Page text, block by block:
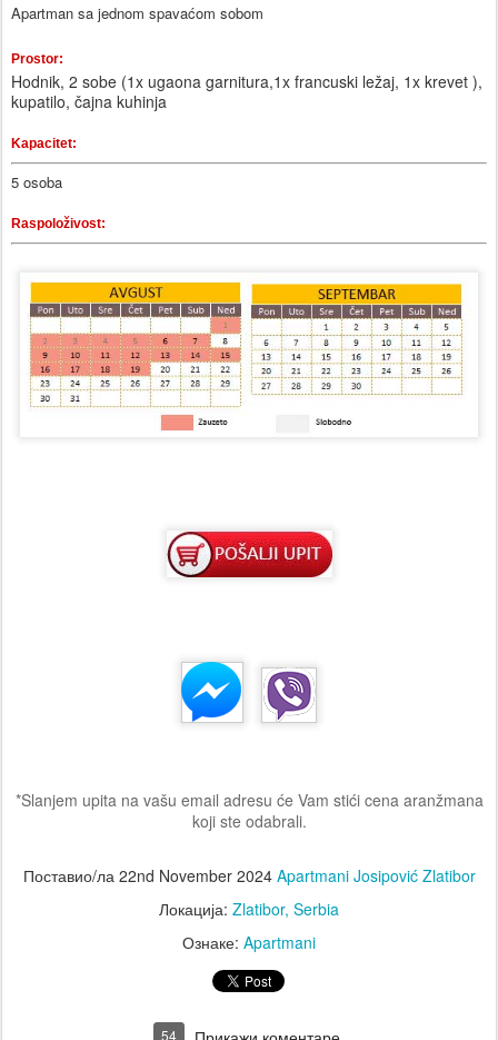
Apartman sa jednom spavaćom sobom
Prostor:
Hodnik, 2 sobe (1x ugaona garnitura,1x francuski ležaj, 1x krevet ),
kupatilo, čajna kuhinja
Kapacitet:
5 osoba
Raspoloživost:
*Slanjem upita na vašu email adresu će Vam stići cena aranžmana
koji ste odabrali.
Поставио/ла 22nd November 2024 Apartmani Josipović Zlatibor
Локација: Zlatibor, Serbia
Ознаке: Apartmani
54